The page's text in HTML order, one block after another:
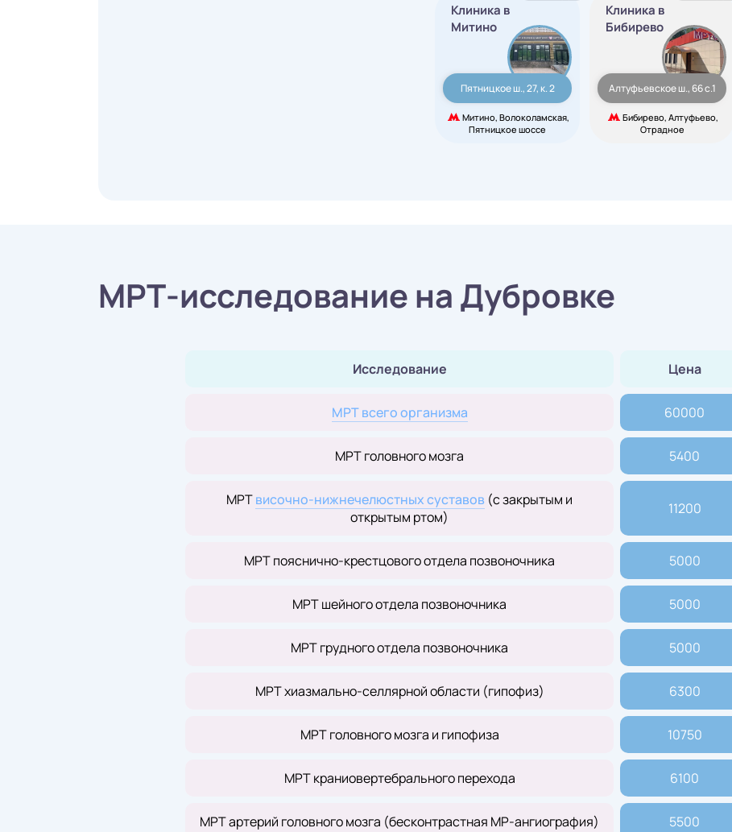
Клиника в
Митино
Пятницкое ш., 27, к. 2
Митино, Волоколамская,
Пятницкое шоссе
Клиника в
Бибирево
Алтуфьевское ш., 66 с.1
Бибирево, Алтуфьево,
Отрадное
МРТ-исследование на Дубровке
Исследование Цена
МРТ всего организма 60000
МРТ головного мозга 5400
МРТвисочно-нижнечелюстных суставов (с закрытым и
открытым ртом)
11200
МРТ пояснично-крестцового отдела позвоночника 5000
МРТ шейного отдела позвоночника 5000
МРТ грудного отдела позвоночника 5000
МРТ хиазмально-селлярной области (гипофиз) 6300
МРТ головного мозга и гипофиза 10750
МРТ краниовертебрального перехода 6100
МРТ артерий головного мозга (бесконтрастная МР-ангиография) 5500